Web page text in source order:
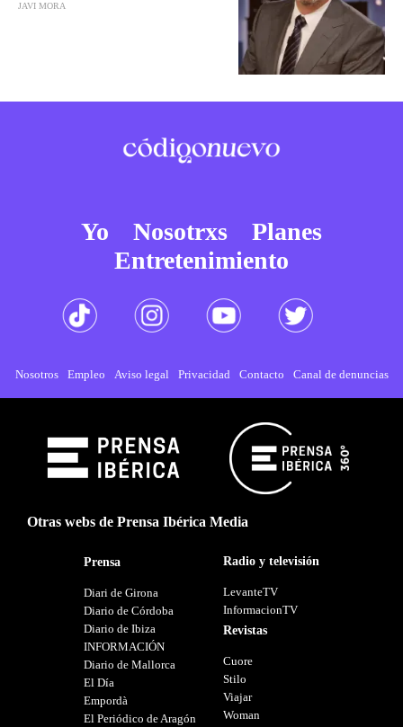
JAVI MORA
Yo Nosotrxs
Planes
Entretenimiento
Nosotros Empleo Aviso legal Privacidad Contacto Canal de denuncias
Otras webs de Prensa Ibérica Media
Prensa
Diari de Girona
Diario de Córdoba
Diario de Ibiza
INFORMACIÓN
Diario de Mallorca
El Día
Empordà
El Periódico de Aragón
Radio y televisión
LevanteTV
InformacionTV
Revistas
Cuore
Stilo
Viajar
Woman